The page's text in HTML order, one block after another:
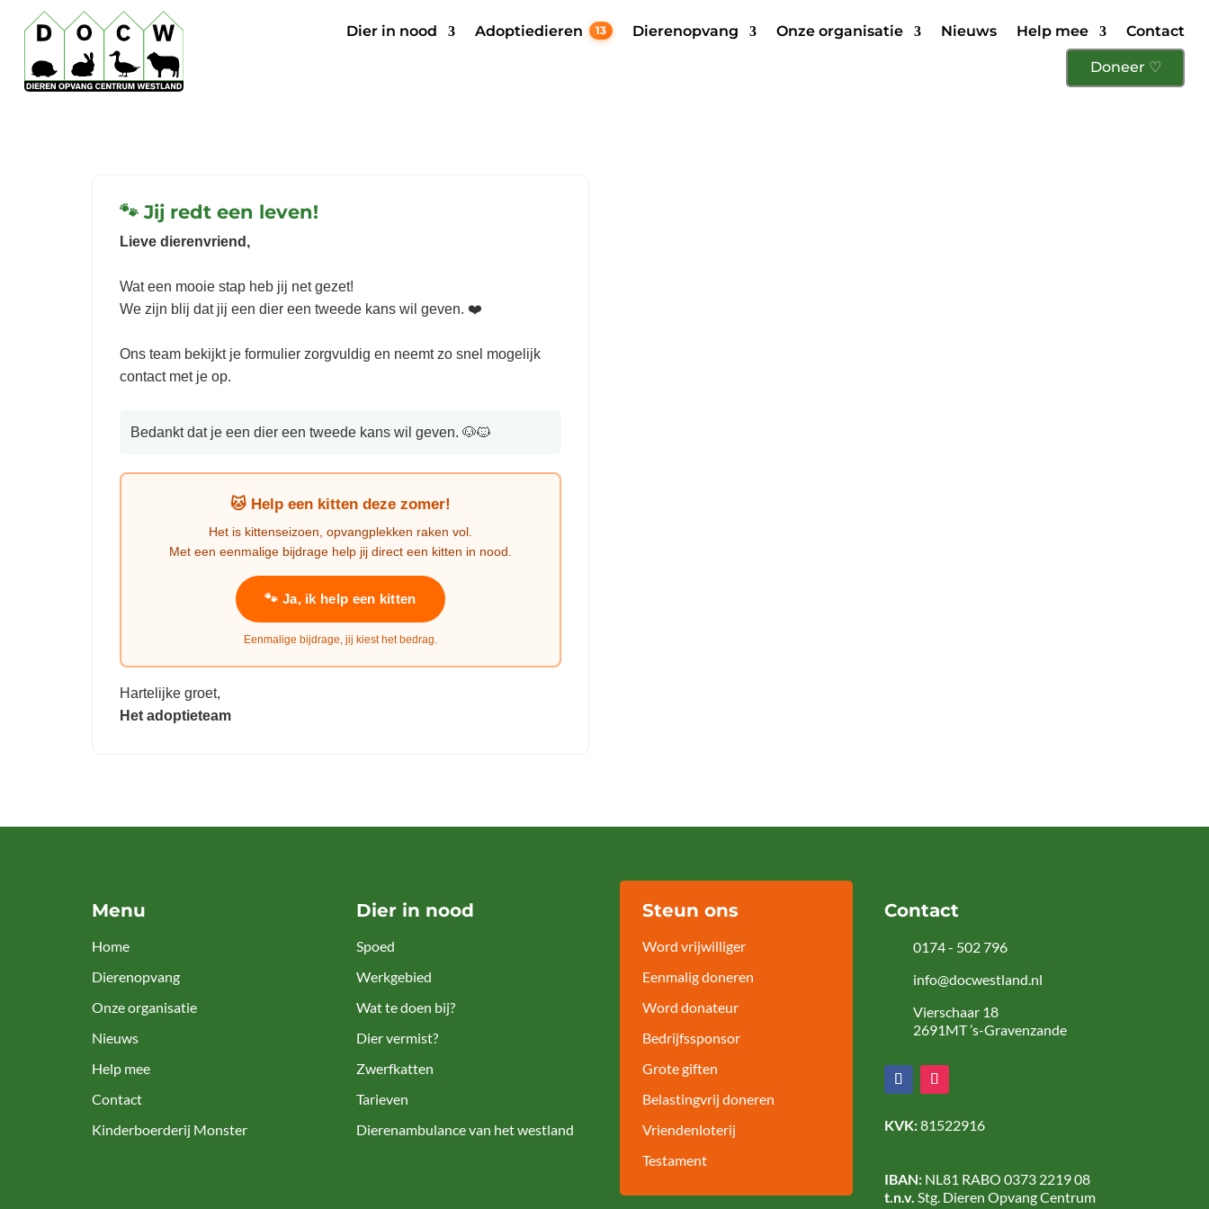
Dier in nood Adoptiedieren 13 Dierenopvang Onze organisatie Nieuws Help mee Contact
Doneer
🐾 Jij redt een leven!
Lieve dierenvriend,
Wat een mooie stap heb jij net gezet!
We zijn blij dat jij een dier een tweede kans wil geven. ❤️
Ons team bekijkt je formulier zorgvuldig en neemt zo snel mogelijk
contact met je op.
Bedankt dat je een dier een tweede kans wil geven. 🐶🐱
🐱 Help een kitten deze zomer!
Het is kittenseizoen, opvangplekken raken vol.
Met een eenmalige bijdrage help jij direct een kitten in nood.
🐾 Ja, ik help een kitten
Eenmalige bijdrage, jij kiest het bedrag.
Hartelijke groet,
Het adoptieteam
Menu
Home
Dierenopvang
Onze organisatie
Nieuws
Help mee
Contact
Kinderboerderij Monster
Dier in nood
Spoed
Werkgebied
Wat te doen bij?
Dier vermist?
Zwerfkatten
Tarieven
Dierenambulance van het westland
Steun ons
Word vrijwilliger
Eenmalig doneren
Word donateur
Bedrijfssponsor
Grote giften
Belastingvrij doneren
Vriendenloterij
Testament
Contact
0174 - 502 796
info@docwestland.nl
Vierschaar 18
2691MT ’s-Gravenzande
KVK:81522916
IBAN:NL81 RABO 0373 2219 08
t.n.v. Stg. Dieren Opvang Centrum